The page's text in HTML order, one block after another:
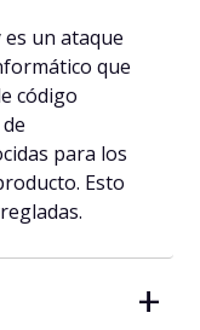
un ataque
que
código
para los
Esto
+